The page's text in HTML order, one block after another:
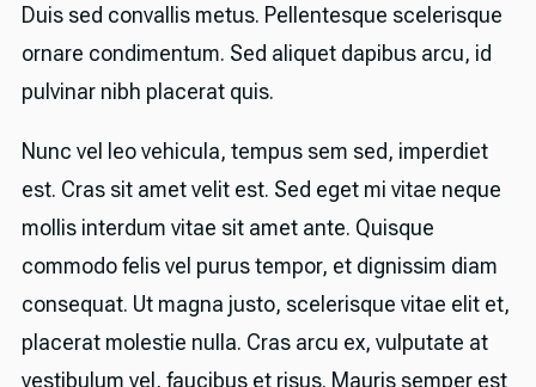
Duis sed convallis metus. Pellentesque scelerisque
ornare condimentum. Sed aliquet dapibus arcu, id
pulvinar nibh placerat quis.
Nunc vel leo vehicula, tempus sem sed, imperdiet
est. Cras sit amet velit est. Sed eget mi vitae neque
mollis interdum vitae sit amet ante. Quisque
commodo felis vel purus tempor, et dignissim diam
consequat. Ut magna justo, scelerisque vitae elit et,
placerat molestie nulla. Cras arcu ex, vulputate at
vestibulum vel, faucibus et risus. Mauris semper est